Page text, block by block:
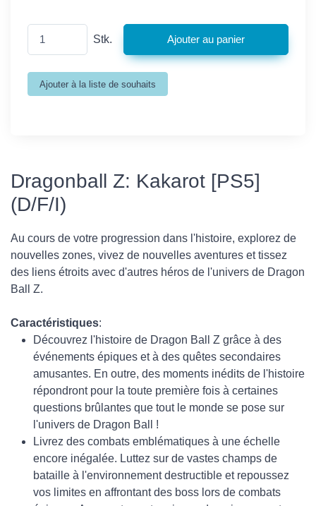
Stk.
Dragonball Z: Kakarot [PS5]
(D/F/I)
Au cours de votre progression dans l'histoire, explorez de
nouvelles zones, vivez de nouvelles aventures et tissez
des liens étroits avec d'autres héros de l'univers de Dragon
Ball Z.
Caractéristiques:
Découvrez l'histoire de Dragon Ball Z grâce à des
événements épiques et à des quêtes secondaires
amusantes. En outre, des moments inédits de l'histoire
répondront pour la toute première fois à certaines
questions brûlantes que tout le monde se pose sur
l'univers de Dragon Ball !
Livrez des combats emblématiques à une échelle
encore inégalée. Luttez sur de vastes champs de
bataille à l'environnement destructible et repoussez
vos limites en affrontant des boss lors de combats